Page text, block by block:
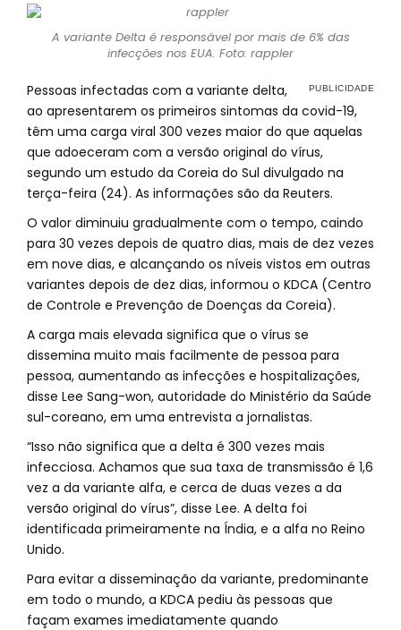
A variante Delta é responsável por mais de 6% das
infecções nos EUA. Foto: rappler
Pessoas infectadas com a variante delta,
ao apresentarem os primeiros sintomas da covid-19,
têm uma carga viral 300 vezes maior do que aquelas
que adoeceram com a versão original do vírus,
segundo um estudo da Coreia do Sul divulgado na
terça-feira (24). As informações são da Reuters.
O valor diminuiu gradualmente com o tempo, caindo
para 30 vezes depois de quatro dias, mais de dez vezes
em nove dias, e alcançando os níveis vistos em outras
variantes depois de dez dias, informou o KDCA (Centro
de Controle e Prevenção de Doenças da Coreia).
A carga mais elevada significa que o vírus se
dissemina muito mais facilmente de pessoa para
pessoa, aumentando as infecções e hospitalizações,
disse Lee Sang-won, autoridade do Ministério da Saúde
sul-coreano, em uma entrevista a jornalistas.
“Isso não significa que a delta é 300 vezes mais
infecciosa. Achamos que sua taxa de transmissão é 1,6
vez a da variante alfa, e cerca de duas vezes a da
versão original do vírus”, disse Lee. A delta foi
identificada primeiramente na Índia, e a alfa no Reino
Unido.
Para evitar a disseminação da variante, predominante
em todo o mundo, a KDCA pediu às pessoas que
façam exames imediatamente quando